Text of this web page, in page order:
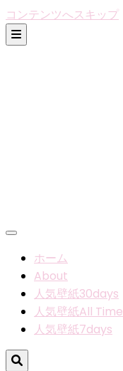
コンテンツへスキップ
ホーム
About
人気壁紙30days
人気壁紙All Time
人気壁紙7days